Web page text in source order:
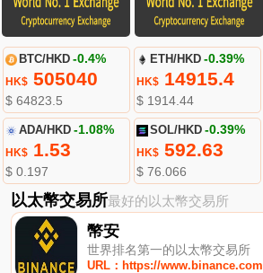
BTC/HKD -0.4%
HK$505040
$ 64823.5
ETH/HKD -0.39%
HK$ 14915.4
$ 1914.44
ADA/HKD -1.08%
HK$1.53
$ 0.197
SOL/HKD -0.39%
HK$ 592.63
$ 76.066
以太幣交易所最好的以太幣交易所
幣安
世界排名第一的以太幣交易所
URL：https://www.binance.com